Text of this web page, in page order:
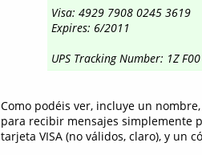
Visa: 4929 7908 0245 3619
Expires: 6/2011
UPS Tracking Number: 1Z
Como podéis ver, incluye un
para recibir mensajes simplemente
tarjeta VISA (no válidos, claro), y un